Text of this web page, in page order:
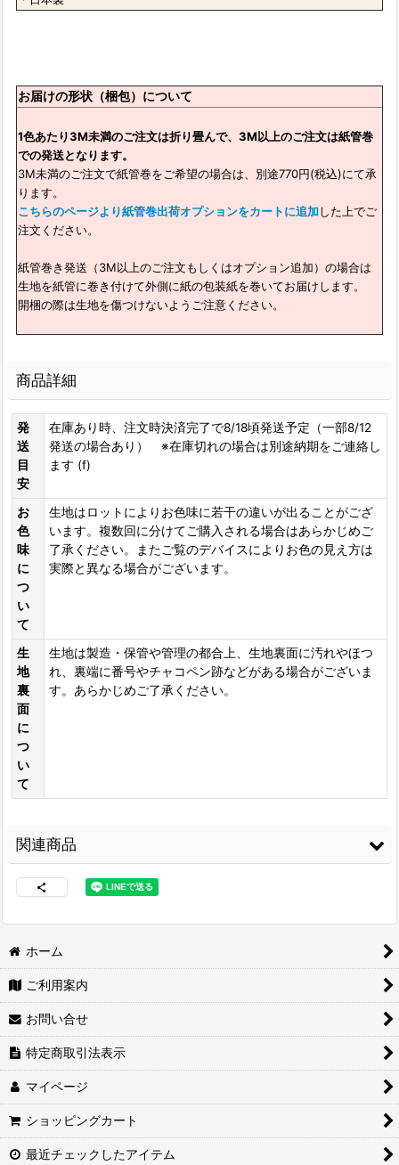
お届けの形状（梱包）について
1色あたり3M未満のご注文は折り畳んで、3M以上のご注文は紙管巻
での発送となります。
3M未満のご注文で紙管巻をご希望の場合は、別途770円(税込)にて承
ります。
こちらのページより紙管巻出荷オプションをカートに追加した上でご
注文ください。
紙管巻き発送（3M以上のご注文もしくはオプション追加）の場合は
生地を紙管に巻き付けて外側に紙の包装紙を巻いてお届けします。
開梱の際は生地を傷つけないようご注意ください。
商品詳細
発
送
目
安
在庫あり時、注文時決済完了で8/18頃発送予定（一部8/12
発送の場合あり） ※在庫切れの場合は別途納期をご連絡し
ます (f)
お
色
味
に
つ
い
て
生地はロットによりお色味に若干の違いが出ることがござ
います。複数回に分けてご購入される場合はあらかじめご
了承ください。またご覧のデバイスによりお色の見え方は
実際と異なる場合がございます。
生
地
裏
面
に
つ
い
て
生地は製造・保管や管理の都合上、生地裏面に汚れやほつ
れ、裏端に番号やチャコペン跡などがある場合がございま
す。あらかじめご了承ください。
関連商品
両面接着シート [WS-
100]
2,460円(税込)
3M スプレーのり
コニシ ボンド Gクリ
CLEAR170]
ホーム
ご利用案内
お問い合せ
特定商取引法表示
マイページ
ショッピングカート
最近チェックしたアイテム